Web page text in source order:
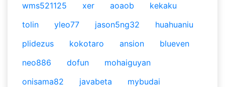
wms521125
xer aoaob
kekaku
tolin
yleo77 jason5ng32
huahuaniu
plidezus
kokotaro ansion
blueven
neo886
dofun
mohaiguyan
onisama82
javabeta
mybudai